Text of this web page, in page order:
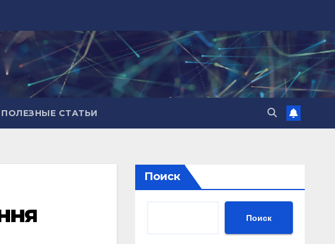
ПОЛЕЗНЫЕ СТАТЬИ
Поиск
Поиск